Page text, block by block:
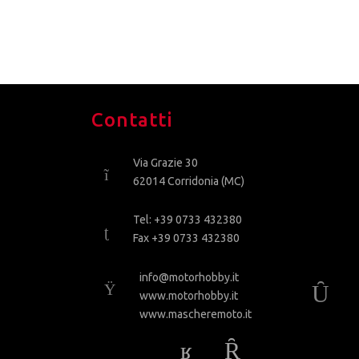
Contatti
Via Grazie 30
62014 Corridonia (MC)
Tel: +39 0733 432380
Fax +39 0733 432380
info@motorhobby.it
www.motorhobby.it
www.mascheremoto.it